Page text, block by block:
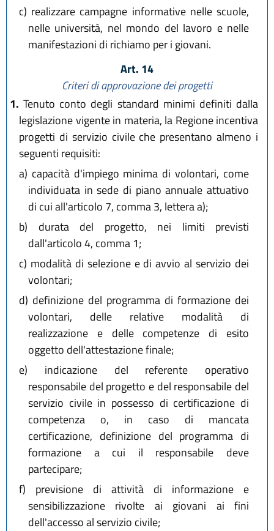
c) realizzare campagne informative nelle scuole,
nelle università, nel mondo del lavoro e nelle
manifestazioni di richiamo per i giovani.
Art. 14
Criteri di approvazione dei progetti
1. Tenuto conto degli standard minimi definiti dalla
legislazione vigente in materia, la Regione incentiva
progetti di servizio civile che presentano almeno i
seguenti requisiti:
a) capacità d'impiego minima di volontari, come
individuata in sede di piano annuale attuativo
di cui all'articolo 7, comma 3, lettera a);
b) durata del progetto, nei limiti previsti
dall'articolo 4, comma 1;
c) modalità di selezione e di avvio al servizio dei
volontari;
d) definizione del programma di formazione dei
volontari, delle relative modalità di
realizzazione e delle competenze di esito
oggetto dell'attestazione finale;
e) indicazione del referente operativo
responsabile del progetto e del responsabile del
servizio civile in possesso di certificazione di
competenza o, in caso di mancata
certificazione, definizione del programma di
formazione a cui il responsabile deve
partecipare;
f) previsione di attività di informazione e
sensibilizzazione rivolte ai giovani ai fini
dell'accesso al servizio civile;